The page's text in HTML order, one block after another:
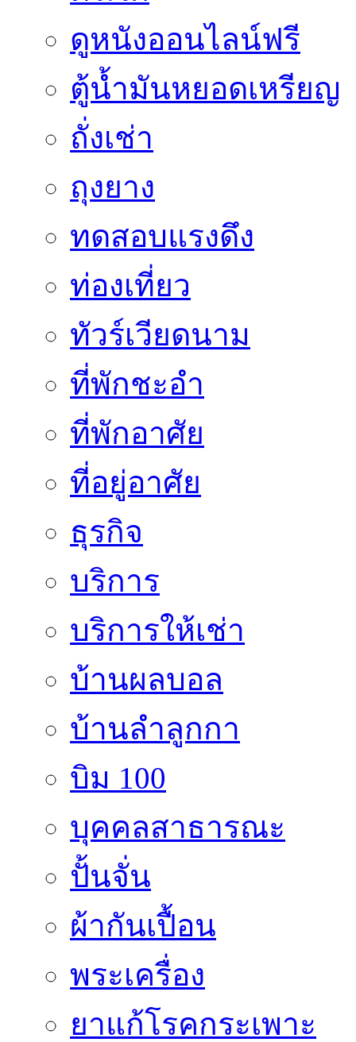
ดูหนังออนไลน์ฟรี
ตู้น้ำมันหยอดเหรียญ
ถั่งเช่า
ถุงยาง
ทดสอบแรงดึง
ท่องเที่ยว
ทัวร์เวียดนาม
ที่พักชะอำ
ที่พักอาศัย
ที่อยู่อาศัย
ธุรกิจ
บริการ
บริการให้เช่า
บ้านผลบอล
บ้านลำลูกกา
บิม 100
บุคคลสาธารณะ
ปั้นจั่น
ผ้ากันเปื้อน
พระเครื่อง
ยาแก้โรคกระเพาะ